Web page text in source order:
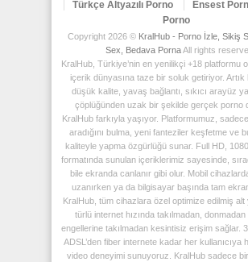
Türkçe Altyazılı Porno
Ensest
Porno
Copyright 2026 © KralHub - Porno İzle, Sikiş
Sex, Bedava PornaAll rights
KralHub, Türkiye’nin en yenilikçi +18 platformu
içerik dünyasına taze bir soluk getiriyor. Artık
düşük kalite, yavaş bağlantı, sıkıcı arayüz
çöplüğünden uzak bir şekilde gerçek porno
KralHub farkıyla yaşıyor. Platformumuz,
aradığını bulma, yeni fanteziler keşfetme ve
kaliteyle yapma özgürlüğü sunar. Full HD,
formatında sunulan içeriklerimiz sayesinde,
bile ekranda canlanır gibi olur. Mobil
uzanırken ya da bilgisayar başında tam
KralHub, tüm cihazlara özel optimize edilmiş alt
türlü internet hızında takılmadan,
engellerine takılmadan kesintisiz erişim sağlar.
ADSL’den fiber internete kadar her kullanıcıya
video deneyimi sunuyoruz. KralHub sadece